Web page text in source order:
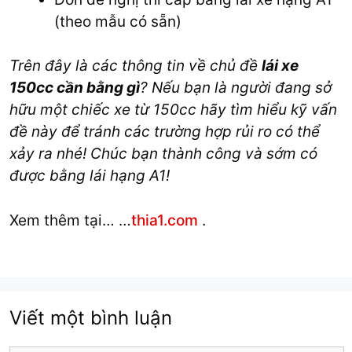
(theo mẫu có sẵn)
Trên đây là các thông tin về chủ đề lái xe
150cc cần bằng gì? Nếu bạn là người đang sở
hữu một chiếc xe từ 150cc hãy tìm hiểu kỹ vấn
đề này để tránh các trường hợp rủi ro có thể
xảy ra nhé! Chúc bạn thành công và sớm có
được bằng lái hạng A1!
Xem thêm tại… …thia1.com .
Viết một bình luận